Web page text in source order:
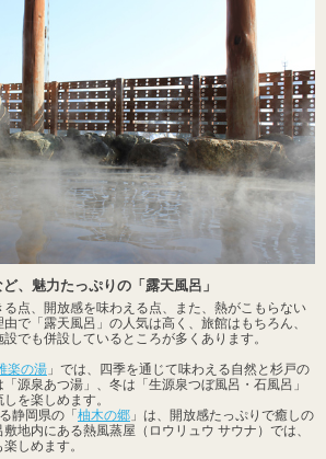
、魅力たっぷりの「露天風呂」
点、開放感を味わえる点、また、熱がこもらない
で「露天風呂」の人気は高く、旅館はもちろん、
でも併設しているところが多くあります。
楽の湯 」では、四季を通じて味わえる自然と杉戸の
源泉あつ湯」、冬は「生源泉つぼ風呂・石風呂」
を楽しめます。
静岡県の「 柚木の郷 」は、開放感たっぷりで癒しの
地内にある熱風蒸屋（ロウリュウ サウナ）では、
しめます。